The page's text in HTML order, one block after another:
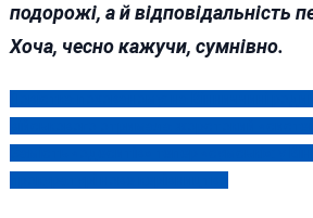
подорожі, а й відповідальність
Хоча, чесно кажучи, сумнівно.
Навігація
записів